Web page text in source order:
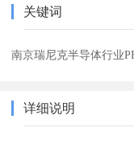
关键词
南京瑞尼克半导体行业
详细说明